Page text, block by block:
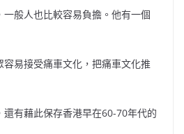
般人也比較容易負擔。他有一個
易接受痛車文化，把痛車文化推
還有藉此保存香港早在60-70年代的